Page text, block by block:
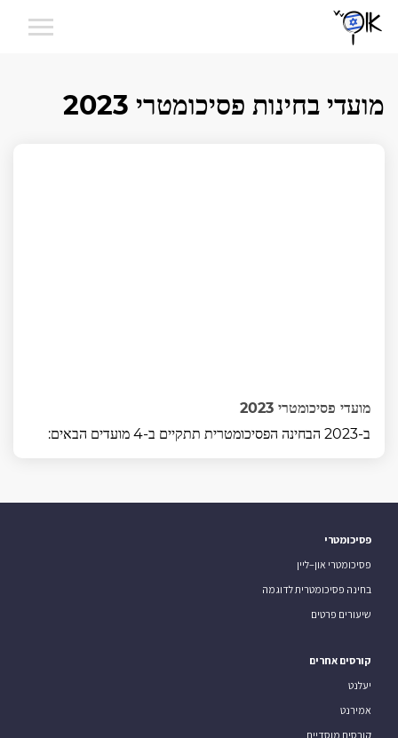
מועדי בחינות פסיכומטרי 2023
מועדי פסיכומטרי 2023
ב-2023 הבחינה הפסיכומטרית תתקיים ב-4 מועדים הבאים:
פסיכומטרי
פסיכומטרי און–ליין
בחינה פסיכומטרית לדוגמה
שיעורים פרטים
קורסים אחרים
יעלנט
אמירנט
קורסים מוסדיים